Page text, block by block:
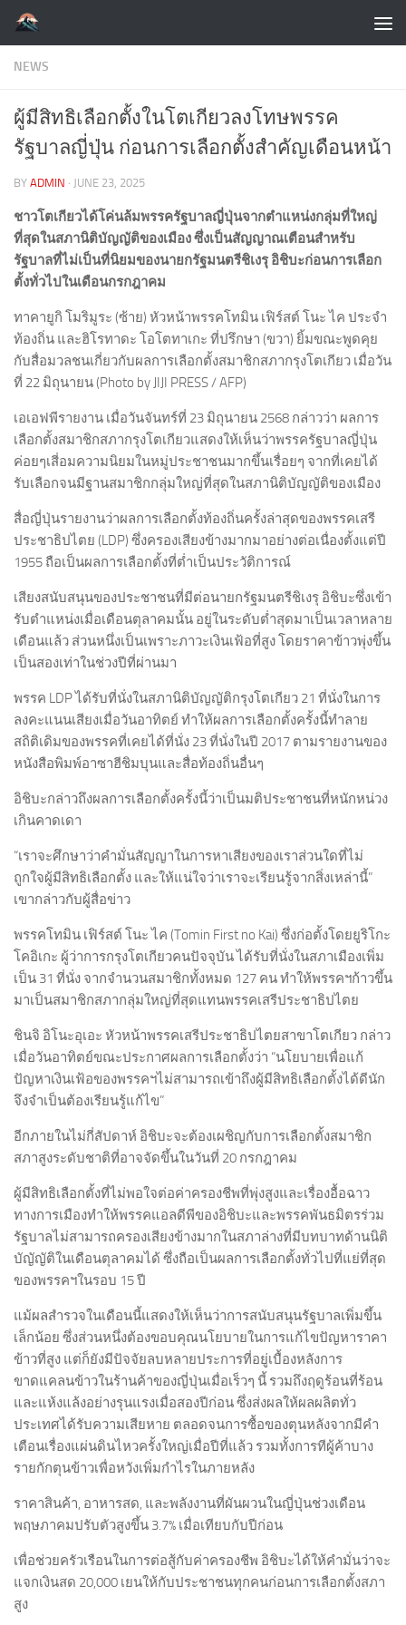
Skip to content
NEWS
ผู้มีสิทธิเลือกตั้งในโตเกียวลงโทษพรรค
รัฐบาลญี่ปุ่น ก่อนการเลือกตั้งสำคัญเดือนหน้า
BY ADMIN · JUNE 23, 2025
ชาวโตเกียวได้โค่นล้มพรรครัฐบาลญี่ปุ่นจากตำแหน่งกลุ่มที่ใหญ่
ที่สุดในสภานิติบัญญัติของเมือง ซึ่งเป็นสัญญาณเตือนสำหรับ
รัฐบาลที่ไม่เป็นที่นิยมของนายกรัฐมนตรีชิเงรุ อิชิบะก่อนการเลือก
ตั้งทั่วไปในเดือนกรกฎาคม
ทาคายูกิ โมริมูระ (ซ้าย) หัวหน้าพรรคโทมิน เฟิร์สต์ โนะ ไค ประจำ
ท้องถิ่น และฮิโรทาดะ โอโตทาเกะ ที่ปรึกษา (ขวา) ยิ้มขณะพูดคุย
กับสื่อมวลชนเกี่ยวกับผลการเลือกตั้งสมาชิกสภากรุงโตเกียว เมื่อวัน
ที่ 22 มิถุนายน (Photo by JIJI PRESS / AFP)
เอเอฟพีรายงาน เมื่อวันจันทร์ที่ 23 มิถุนายน 2568 กล่าวว่า ผลการ
เลือกตั้งสมาชิกสภากรุงโตเกียวแสดงให้เห็นว่าพรรครัฐบาลญี่ปุ่น
ค่อยๆเสี่อมความนิยมในหมู่ประชาชนมากขึ้นเรื่อยๆ จากที่เคยได้
รับเลือกจนมีฐานสมาชิกกลุ่มใหญ่ที่สุดในสภานิติบัญญัติของเมือง
สื่อญี่ปุ่นรายงานว่าผลการเลือกตั้งท้องถิ่นครั้งล่าสุดของพรรคเสรี
ประชาธิปไตย (LDP) ซึ่งครองเสียงข้างมากมาอย่างต่อเนื่องตั้งแต่ปี
1955 ถือเป็นผลการเลือกตั้งที่ต่ำเป็นประวัติการณ์
เสียงสนับสนุนของประชาชนที่มีต่อนายกรัฐมนตรีชิเงรุ อิชิบะซึ่งเข้า
รับตำแหน่งเมื่อเดือนตุลาคมนั้น อยู่ในระดับต่ำสุดมาเป็นเวลาหลาย
เดือนแล้ว ส่วนหนึ่งเป็นเพราะภาวะเงินเฟ้อที่สูง โดยราคาข้าวพุ่งขึ้น
เป็นสองเท่าในช่วงปีที่ผ่านมา
พรรค LDP ได้รับที่นั่งในสภานิติบัญญัติกรุงโตเกียว 21 ที่นั่งในการ
ลงคะแนนเสียงเมื่อวันอาทิตย์ ทำให้ผลการเลือกตั้งครั้งนี้ทำลาย
สถิติเดิมของพรรคที่เคยได้ที่นั่ง 23 ที่นั่งในปี 2017 ตามรายงานของ
หนังสือพิมพ์อาซาฮีชิมบุนและสื่อท้องถิ่นอื่นๆ
อิชิบะกล่าวถึงผลการเลือกตั้งครั้งนี้ว่าเป็นมติประชาชนที่หนักหน่วง
เกินคาดเดา
“เราจะศึกษาว่าคำมั่นสัญญาในการหาเสียงของเราส่วนใดที่ไม่
ถูกใจผู้มีสิทธิเลือกตั้ง และให้แน่ใจว่าเราจะเรียนรู้จากสิ่งเหล่านี้”
เขากล่าวกับผู้สื่อข่าว
พรรคโทมิน เฟิร์สต์ โนะ ไค (Tomin First no Kai) ซึ่งก่อตั้งโดยยูริโกะ
โคอิเกะ ผู้ว่าการกรุงโตเกียวคนปัจจุบัน ได้รับที่นั่งในสภาเมืองเพิ่ม
เป็น 31 ที่นั่ง จากจำนวนสมาชิกทั้งหมด 127 คน ทำให้พรรคฯก้าวขึ้น
มาเป็นสมาชิกสภากลุ่มใหญ่ที่สุดแทนพรรคเสรีประชาธิปไตย
ชินจิ อิโนะอุเอะ หัวหน้าพรรคเสรีประชาธิปไตยสาขาโตเกียว กล่าว
เมื่อวันอาทิตย์ขณะประกาศผลการเลือกตั้งว่า “นโยบายเพื่อแก้
ปัญหาเงินเฟ้อของพรรคฯไม่สามารถเข้าถึงผู้มีสิทธิเลือกตั้งได้ดีนัก
จึงจำเป็นต้องเรียนรู้แก้ไข”
อีกภายในไม่กี่สัปดาห์ อิชิบะจะต้องเผชิญกับการเลือกตั้งสมาชิก
สภาสูงระดับชาติที่อาจจัดขึ้นในวันที่ 20 กรกฎาคม
ผู้มีสิทธิเลือกตั้งที่ไม่พอใจต่อค่าครองชีพที่พุ่งสูงและเรื่องอื้อฉาว
ทางการเมืองทำให้พรรคแอลดีพีของอิชิบะและพรรคพันธมิตรร่วม
รัฐบาลไม่สามารถครองเสียงข้างมากในสภาล่างที่มีบทบาทด้านนิติ
บัญัญัติในเดือนตุลาคมได้ ซึ่งถือเป็นผลการเลือกตั้งทั่วไปที่แย่ที่สุด
ของพรรคฯในรอบ 15 ปี
แม้ผลสำรวจในเดือนนี้แสดงให้เห็นว่าการสนับสนุนรัฐบาลเพิ่มขึ้น
เล็กน้อย ซึ่งส่วนหนึ่งต้องขอบคุณนโยบายในการแก้ไขปัญหาราคา
ข้าวที่สูง แต่ก็ยังมีปัจจัยลบหลายประการที่อยู่เบื้องหลังการ
ขาดแคลนข้าวในร้านค้าของญี่ปุ่นเมื่อเร็วๆ นี้ รวมถึงฤดูร้อนที่ร้อน
และแห้งแล้งอย่างรุนแรงเมื่อสองปีก่อน ซึ่งส่งผลให้ผลผลิตทั่ว
ประเทศได้รับความเสียหาย ตลอดจนการซื้อของตุนหลังจากมีคำ
เตือนเรื่องแผ่นดินไหวครั้งใหญ่เมื่อปีที่แล้ว รวมทั้งการทีผู้ค้าบาง
รายกักตุนข้าวเพื่อหวังเพิ่มกำไรในภายหลัง
ราคาสินค้า, อาหารสด, และพลังงานที่ผันผวนในญี่ปุ่นช่วงเดือน
พฤษภาคมปรับตัวสูงขึ้น 3.7% เมื่อเทียบกับปีก่อน
เพื่อช่วยครัวเรือนในการต่อสู้กับค่าครองชีพ อิชิบะได้ให้คำมั่นว่าจะ
แจกเงินสด 20,000 เยนให้กับประชาชนทุกคนก่อนการเลือกตั้งสภา
สูง